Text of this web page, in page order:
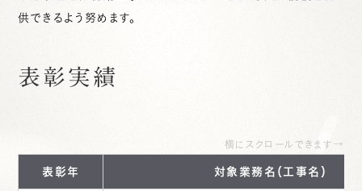
供できるよう努めます。
表彰実績
横にスクロールできます→
表彰年 対象業務名（工事名）